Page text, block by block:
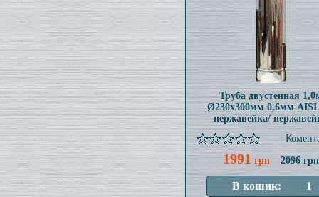
Труба двустенная
Ø230x300мм 0,6мм AISI
нержавейка/
1991 грн 2096 грн